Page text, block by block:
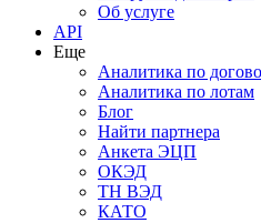
Об услуге
API
Еще
Аналитика по
Аналитика по лотам
Блог
Найти партнера
Анкета ЭЦП
ОКЭД
ТН ВЭД
КАТО